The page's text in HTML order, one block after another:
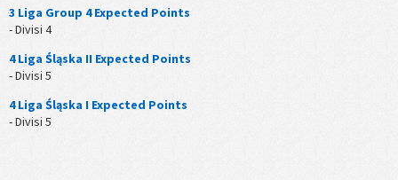
3 Liga Group 4 Expected Points
- Divisi 4
4 Liga Śląska II Expected Points
- Divisi 5
4 Liga Śląska I Expected Points
- Divisi 5